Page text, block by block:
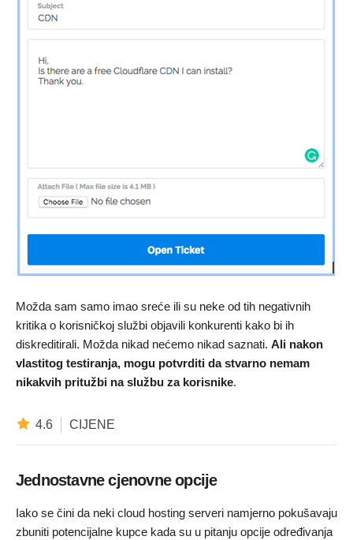
Možda sam samo imao sreće ili su neke od tih negativnih
kritika o korisničkoj službi objavili konkurenti kako bi ih
diskreditirali. Možda nikad nećemo nikad saznati. Ali nakon
vlastitog testiranja, mogu potvrditi da stvarno nemam
nikakvih pritužbi na službu za korisnike.
4.6 CIJENE
Jednostavne cjenovne opcije
Iako se čini da neki cloud hosting serveri namjerno pokušavaju
zbuniti potencijalne kupce kada su u pitanju opcije određivanja